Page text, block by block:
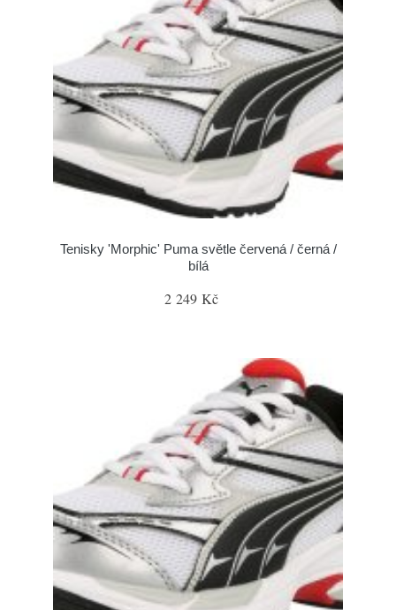
Tenisky 'Morphic' Puma světle červená / černá /
bílá
2 249 Kč